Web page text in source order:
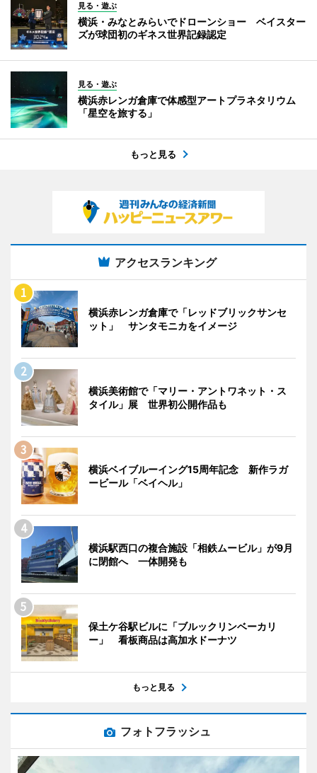
見る・遊ぶ
横浜・みなとみらいでドローンショー ベイスター
ズが球団初のギネス世界記録認定
見る・遊ぶ
横浜赤レンガ倉庫で体感型アートプラネタリウム
「星空を旅する」
もっと見る
アクセスランキング
横浜赤レンガ倉庫で「レッドブリックサンセ
ット」 サンタモニカをイメージ
横浜美術館で「マリー・アントワネット・ス
タイル」展 世界初公開作品も
横浜ベイブルーイング15周年記念 新作ラガ
ービール「ベイヘル」
横浜駅西口の複合施設「相鉄ムービル」が9月
に閉館へ 一体開発も
保土ケ谷駅ビルに「ブルックリンベーカリ
ー」 看板商品は高加水ドーナツ
もっと見る
フォトフラッシュ